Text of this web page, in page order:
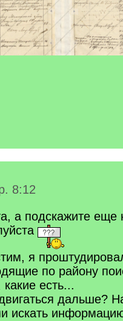
8:12
а подскажите еще
я
по району
какие есть...
дальше?
искать